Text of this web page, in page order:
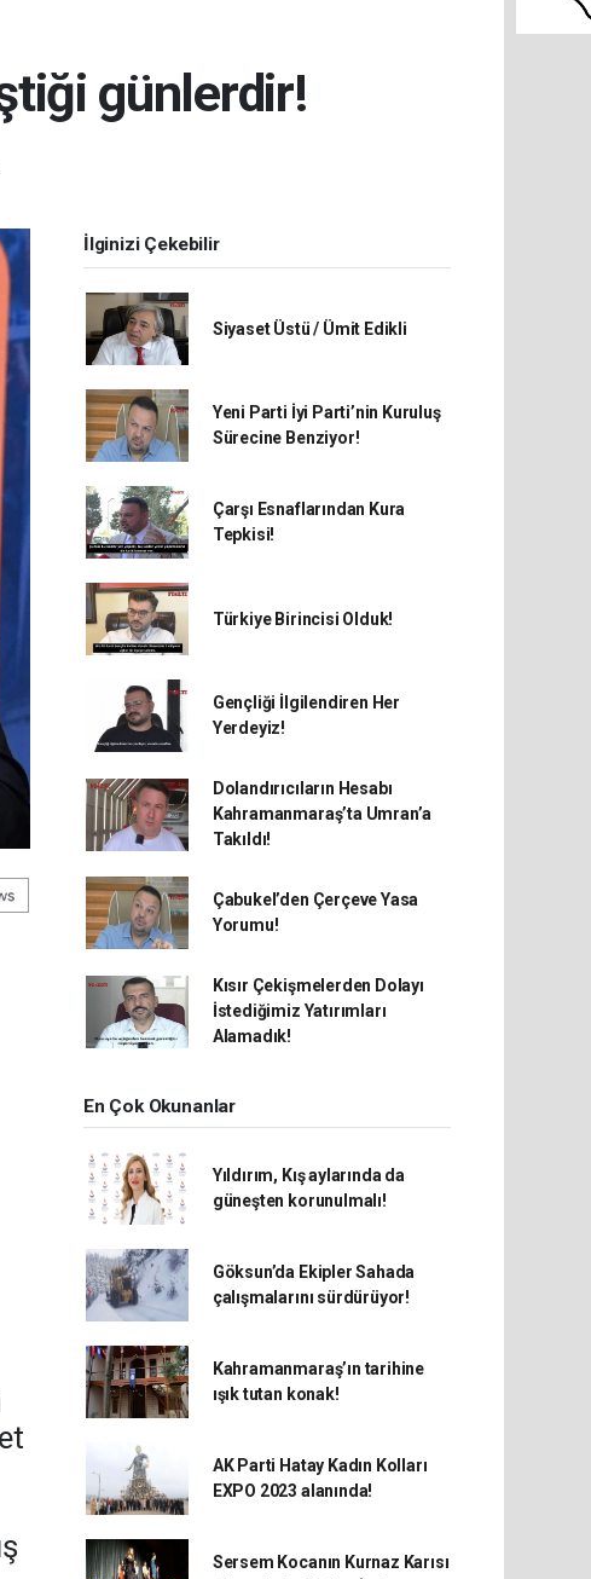
günlerdir!
İlginizi Çekebilir
Siyaset Üstü / Ümit Edikli
Yeni Parti İyi Parti’nin Kuruluş
Sürecine Benziyor!
Çarşı Esnaflarından Kura
Tepkisi!
Türkiye Birincisi Olduk!
Gençliği İlgilendiren Her
Yerdeyiz!
Dolandırıcıların Hesabı
Kahramanmaraş’ta Umran’a
Takıldı!
Çabukel’den Çerçeve Yasa
Yorumu!
Kısır Çekişmelerden Dolayı
İstediğimiz Yatırımları
Alamadık!
En Çok Okunanlar
Yıldırım, Kış aylarında da
güneşten korunulmalı!
Göksun’da Ekipler Sahada
çalışmalarını sürdürüyor!
Kahramanmaraş’ın tarihine
ışık tutan konak!
AK Parti Hatay Kadın Kolları
EXPO 2023 alanında!
Sersem Kocanın Kurnaz Karısı